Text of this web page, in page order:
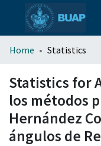
All of DSpace
Home Statistics
Statistics for
los métodos
Hernández
ángulos de